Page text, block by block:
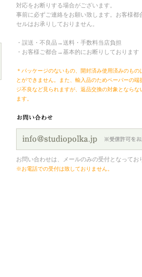
対応をお断りする場合がございます。
事前に必ずご連絡をお願い致します。お客様都
セルはお承りしておりません。
・誤送・不良品→送料・手数料当店負担
・お客様ご都合→基本的にお断りしております
＊パッケージのないもの、開封済み使用済みのもの
とができません。また、輸入品のためペーパーの端
ジ不良など見られますが、返品交換の対象とならな
ます。
お問い合わせは、メールのみの受付となってお
※お電話での受付は致しておりません。